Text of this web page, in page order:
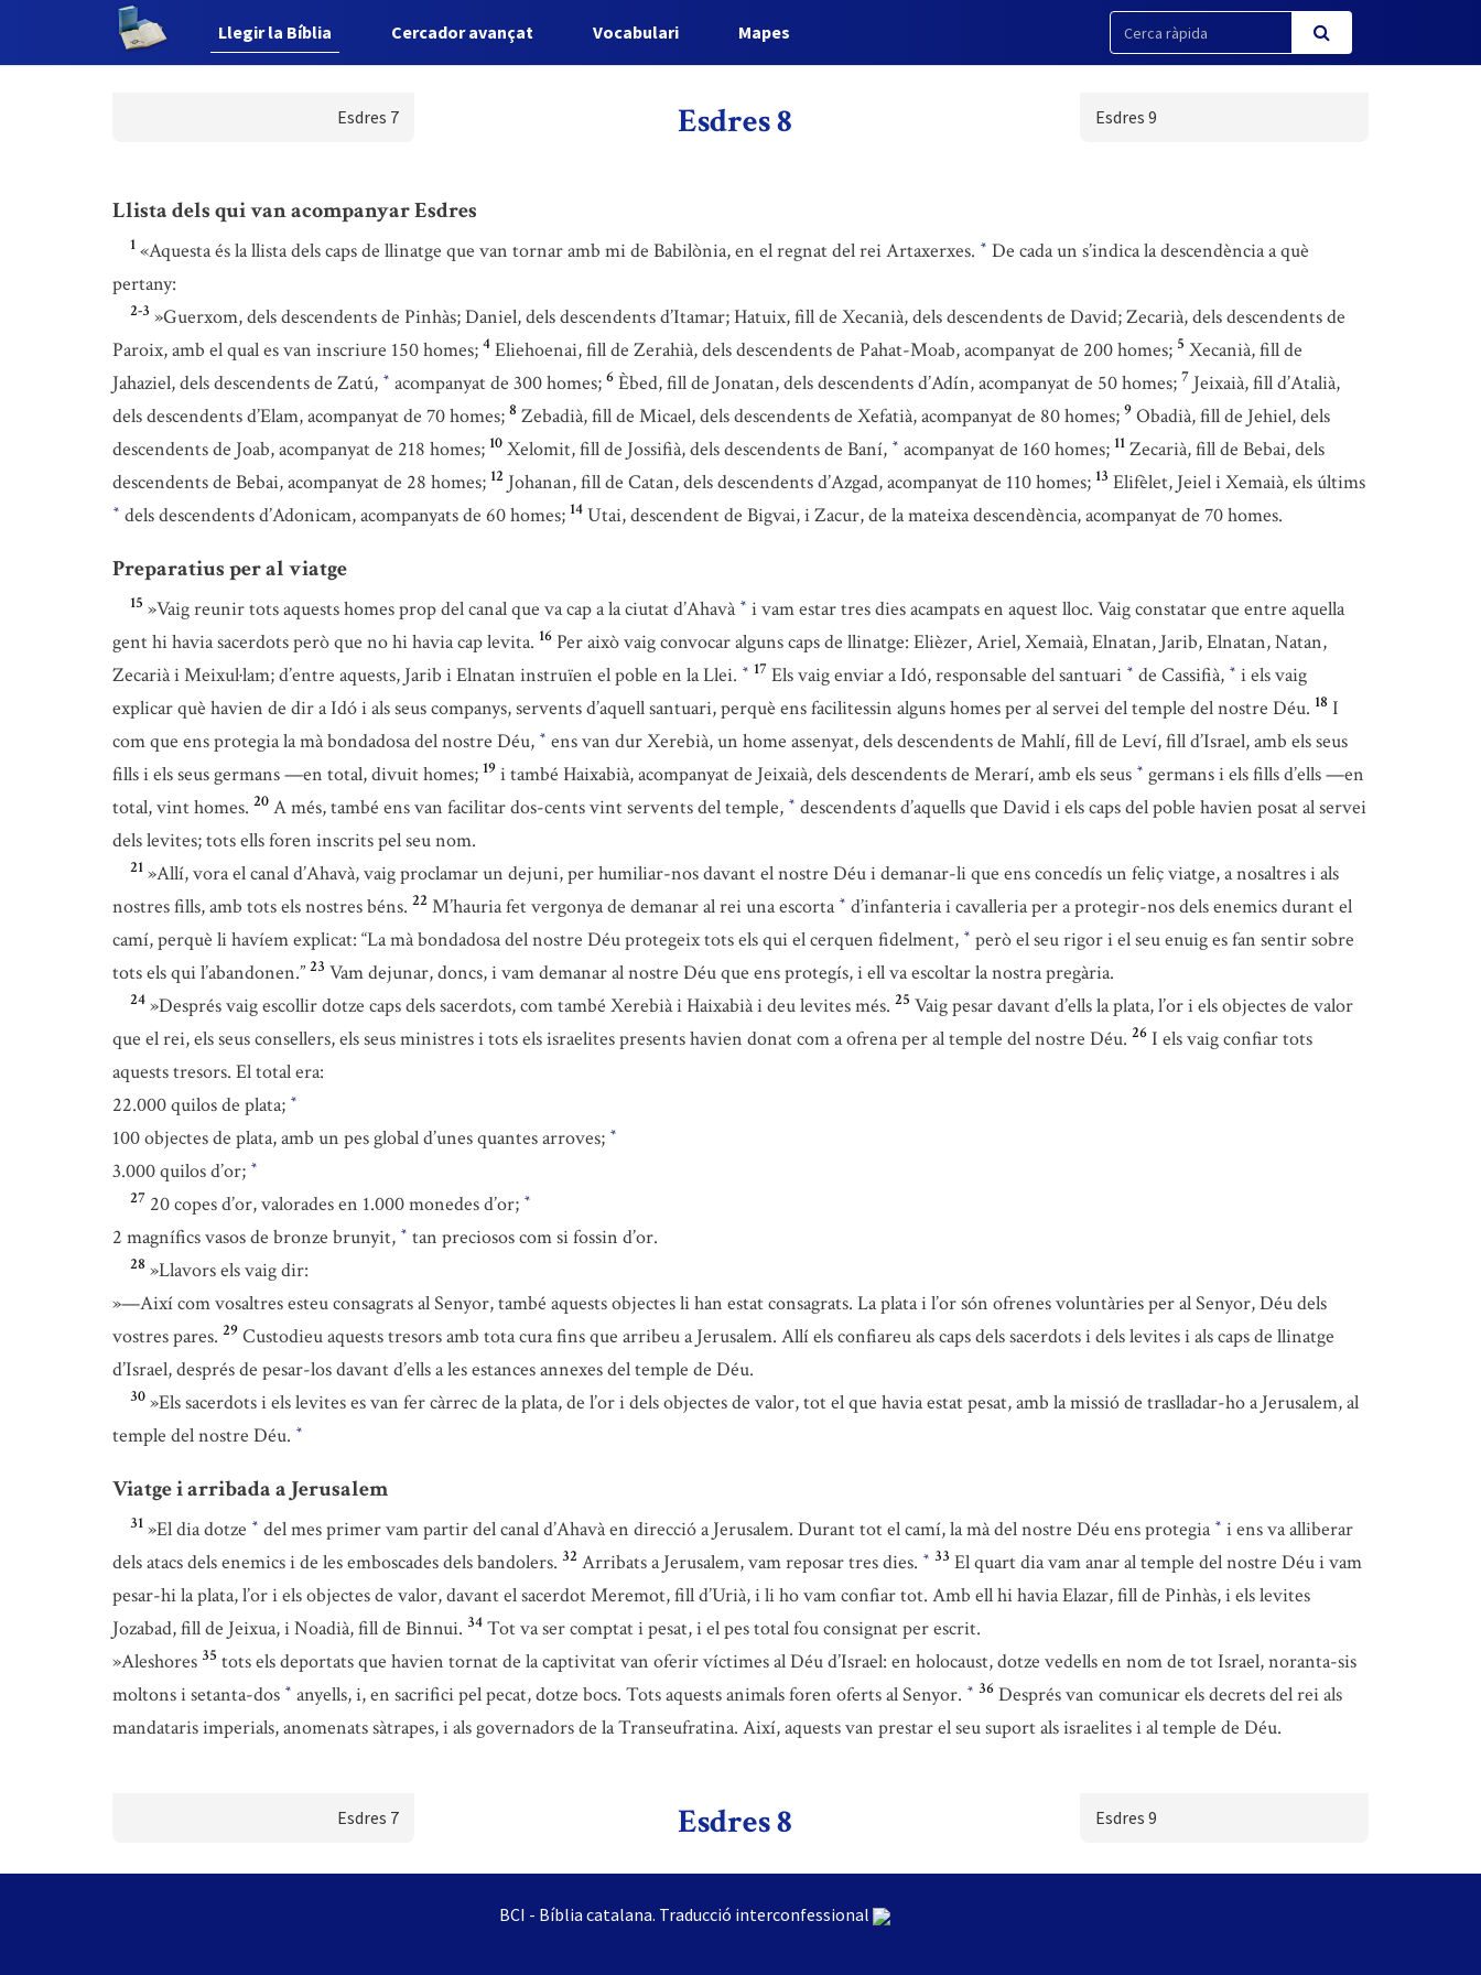
Llegir la Bíblia Cercador avançat Vocabulari Mapes
Esdres 7 Esdres 8 Esdres 9
Llista dels qui van acompanyar Esdres
1 «Aquesta és la llista dels caps de llinatge que van tornar amb mi de Babilònia, en el regnat del rei Artaxerxes. * De cada un s’indica la descendència a què
pertany:
2-3 »Guerxom, dels descendents de Pinhàs; Daniel, dels descendents d’Itamar; Hatuix, fill de Xecanià, dels descendents de David; Zecarià, dels descendents de
Paroix, amb el qual es van inscriure 150 homes; 4 Eliehoenai, fill de Zerahià, dels descendents de Pahat-Moab, acompanyat de 200 homes; 5 Xecanià, fill de
Jahaziel, dels descendents de Zatú, * acompanyat de 300 homes; 6 Èbed, fill de Jonatan, dels descendents d’Adín, acompanyat de 50 homes; 7 Jeixaià, fill d’Atalià,
dels descendents d’Elam, acompanyat de 70 homes; 8 Zebadià, fill de Micael, dels descendents de Xefatià, acompanyat de 80 homes; 9 Obadià, fill de Jehiel, dels
descendents de Joab, acompanyat de 218 homes; 10 Xelomit, fill de Jossifià, dels descendents de Baní, * acompanyat de 160 homes; 11 Zecarià, fill de Bebai, dels
descendents de Bebai, acompanyat de 28 homes; 12 Johanan, fill de Catan, dels descendents d’Azgad, acompanyat de 110 homes; 13 Elifèlet, Jeiel i Xemaià, els últims
* dels descendents d’Adonicam, acompanyats de 60 homes; 14 Utai, descendent de Bigvai, i Zacur, de la mateixa descendència, acompanyat de 70 homes.
Preparatius per al viatge
15 »Vaig reunir tots aquests homes prop del canal que va cap a la ciutat d’Ahavà * i vam estar tres dies acampats en aquest lloc. Vaig constatar que entre aquella
gent hi havia sacerdots però que no hi havia cap levita. 16 Per això vaig convocar alguns caps de llinatge: Elièzer, Ariel, Xemaià, Elnatan, Jarib, Elnatan, Natan,
Zecarià i Meixul·lam; d’entre aquests, Jarib i Elnatan instruïen el poble en la Llei. * 17 Els vaig enviar a Idó, responsable del santuari * de Cassifià, * i els vaig
explicar què havien de dir a Idó i als seus companys, servents d’aquell santuari, perquè ens facilitessin alguns homes per al servei del temple del nostre Déu. 18 I
com que ens protegia la mà bondadosa del nostre Déu, * ens van dur Xerebià, un home assenyat, dels descendents de Mahlí, fill de Leví, fill d’Israel, amb els seus
fills i els seus germans —en total, divuit homes; 19 i també Haixabià, acompanyat de Jeixaià, dels descendents de Merarí, amb els seus * germans i els fills d’ells —en
total, vint homes. 20 A més, també ens van facilitar dos-cents vint servents del temple, * descendents d’aquells que David i els caps del poble havien posat al servei
dels levites; tots ells foren inscrits pel seu nom.
21 »Allí, vora el canal d’Ahavà, vaig proclamar un dejuni, per humiliar-nos davant el nostre Déu i demanar-li que ens concedís un feliç viatge, a nosaltres i als
nostres fills, amb tots els nostres béns. 22 M’hauria fet vergonya de demanar al rei una escorta * d’infanteria i cavalleria per a protegir-nos dels enemics durant el
camí, perquè li havíem explicat: “La mà bondadosa del nostre Déu protegeix tots els qui el cerquen fidelment, * però el seu rigor i el seu enuig es fan sentir sobre
tots els qui l’abandonen.” 23 Vam dejunar, doncs, i vam demanar al nostre Déu que ens protegís, i ell va escoltar la nostra pregària.
24 »Després vaig escollir dotze caps dels sacerdots, com també Xerebià i Haixabià i deu levites més. 25 Vaig pesar davant d’ells la plata, l’or i els objectes de valor
que el rei, els seus consellers, els seus ministres i tots els israelites presents havien donat com a ofrena per al temple del nostre Déu. 26 I els vaig confiar tots
aquests tresors. El total era:
22.000 quilos de plata; *
100 objectes de plata, amb un pes global d’unes quantes arroves; *
3.000 quilos d’or; *
27 20 copes d’or, valorades en 1.000 monedes d’or; *
2 magnífics vasos de bronze brunyit, * tan preciosos com si fossin d’or.
28 »Llavors els vaig dir:
»—Així com vosaltres esteu consagrats al Senyor, també aquests objectes li han estat consagrats. La plata i l’or són ofrenes voluntàries per al Senyor, Déu dels
vostres pares. 29 Custodieu aquests tresors amb tota cura fins que arribeu a Jerusalem. Allí els confiareu als caps dels sacerdots i dels levites i als caps de llinatge
d’Israel, després de pesar-los davant d’ells a les estances annexes del temple de Déu.
30 »Els sacerdots i els levites es van fer càrrec de la plata, de l’or i dels objectes de valor, tot el que havia estat pesat, amb la missió de traslladar-ho a Jerusalem, al
temple del nostre Déu. *
Viatge i arribada a Jerusalem
31 »El dia dotze * del mes primer vam partir del canal d’Ahavà en direcció a Jerusalem. Durant tot el camí, la mà del nostre Déu ens protegia * i ens va alliberar
dels atacs dels enemics i de les emboscades dels bandolers. 32 Arribats a Jerusalem, vam reposar tres dies. * 33 El quart dia vam anar al temple del nostre Déu i vam
pesar-hi la plata, l’or i els objectes de valor, davant el sacerdot Meremot, fill d’Urià, i li ho vam confiar tot. Amb ell hi havia Elazar, fill de Pinhàs, i els levites
Jozabad, fill de Jeixua, i Noadià, fill de Binnui. 34 Tot va ser comptat i pesat, i el pes total fou consignat per escrit.
»Aleshores 35 tots els deportats que havien tornat de la captivitat van oferir víctimes al Déu d’Israel: en holocaust, dotze vedells en nom de tot Israel, noranta-sis
moltons i setanta-dos * anyells, i, en sacrifici pel pecat, dotze bocs. Tots aquests animals foren oferts al Senyor. * 36 Després van comunicar els decrets del rei als
mandataris imperials, anomenats sàtrapes, i als governadors de la Transeufratina. Així, aquests van prestar el seu suport als israelites i al temple de Déu.
Esdres 7 Esdres 8 Esdres 9
BCI - Bíblia catalana. Traducció interconfessional